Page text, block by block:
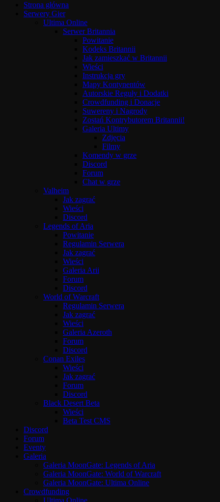
Strona główna
Serwery Gier
Ultima Online
Serwer Britannia
Powitanie
Kodeks Britannii
Jak zamieszkać w Britannii
Wieści
Instrukcja gry
Mapy Kontynentów
Autorskie Reguły i Dodatki
Crowdfunding i Donacje
Suwereny i Nagrody
Zostań Kontrybutorem Britannii!
Galeria Ultimy
Zdjęcia
Filmy
Komendy w grze
Discord
Forum
Chat w grze
Valheim
Jak zagrać
Wieści
Discord
Legends of Aria
Powitanie
Regulamin Serwera
Jak zagrać
Wieści
Galeria Arii
Forum
Discord
World of Warcraft
Regulamin Serwera
Jak zagrać
Wieści
Galeria Azeroth
Forum
Discord
Conan Exiles
Wieści
Jak zagrać
Forum
Discord
Black Desert Beta
Wieści
Beta Test CMS
Discord
Forum
Eventy
Galeria
Galeria MoonGate: Legends of Aria
Galeria MoonGate: World of Warcraft
Galeria MoonGate: Ultima Online
Crowdfunding
Ultima Online